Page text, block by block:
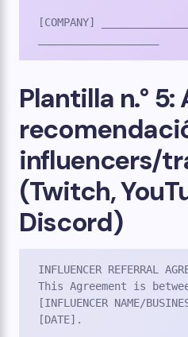
[COMPANY]
Plantilla n.°
influencers/
(Twitch,
Discord)
INFLUENCER REFERRAL
This Agreement is
[INFLUENCER NAME/
[DATE].